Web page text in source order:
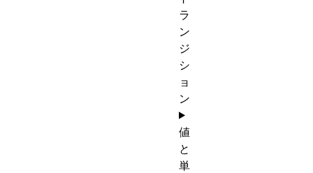
ラ
ン
ジ
シ
ョ
ン
値
と
単